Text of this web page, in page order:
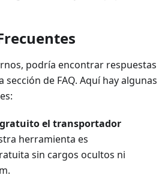
podría encontrar respuestas
de FAQ. Aquí hay algunas
gratuito el transportador
herramienta es
sin cargos ocultos ni